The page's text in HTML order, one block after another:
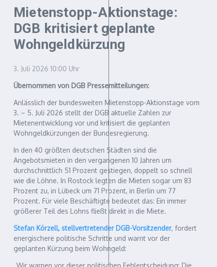
Mietenstopp-Aktionstage:
DGB kritisiert geplante
Wohngeldkürzung
3. Juli 2026 10:00 Uhr
Übernommen von DGB Pressemitteilungen:
Anlässlich der bundesweiten Mietenstopp-Aktionstage vom
3. – 5. Juli 2026 stellt der DGB aktuelle Zahlen zur
Mietenentwicklung vor und kritisiert die geplanten
Wohngeldkürzungen der Bundesregierung.
In den 40 größten deutschen Städten sind die
Angebotsmieten in den vergangenen 10 Jahren um
durchschnittlich 51 Prozent gestiegen, doppelt so schnell
wie die Löhne. In Rostock legten die Mieten sogar um 83
Prozent zu, in Lübeck um 71 Prozent, in Berlin um 77
Prozent. Für viele Beschäftigte bedeutet das: Ein immer
größerer Teil des Lohns fließt direkt in die Miete.
Stefan Körzell, stellvertretender DGB-Vorsitzender, fordert
energischere politische Schritte und warnt vor der
geplanten Kürzung beim Wohngeld:
„Wir warnen vor dieser politischen Fehlentscheidung: Die